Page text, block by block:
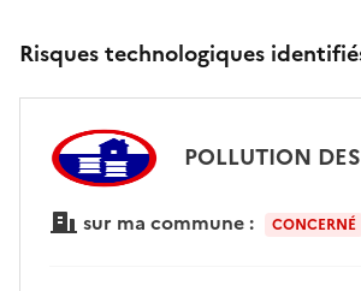
Risques technologiques
POLLUTION
sur ma commune : CONCERNÉ